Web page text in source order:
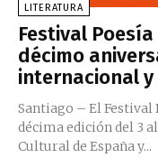
LITERATURA
Festival
décimo
internacional
Santiago – El Festival
décima edición del 3
Cultural de España y...